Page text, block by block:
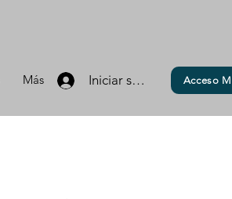
Más Iniciar sesión Acceso